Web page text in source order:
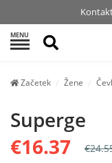
MENU Išči
Začetek Žene
Superge
€16.37